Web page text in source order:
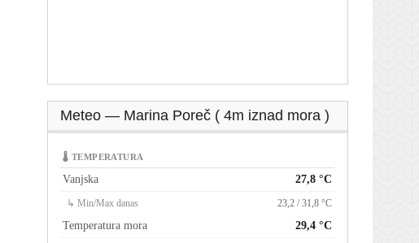
Meteo — Marina Poreč ( 4m iznad mora )
🌡 TEMPERATURA
Vanjska 27,8 °C
↳ Min/Max danas 23,2 / 31,8 °C
Temperatura mora 29,4 °C